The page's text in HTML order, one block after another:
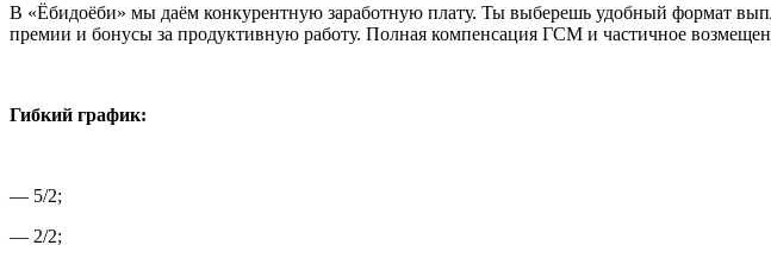
В «Ёбидоёби» мы даём конкурентную заработную плату. Ты выберешь удобный формат
премии и бонусы за продуктивную работу. Полная компенсация ГСМ и частичное
Гибкий график:
— 5/2;
— 2/2;